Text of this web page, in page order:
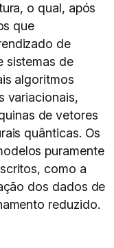
o qual, após
que
de
sistemas de
algoritmos
variacionais,
de vetores
quânticas. Os
puramente
como a
dos dados de
reduzido.